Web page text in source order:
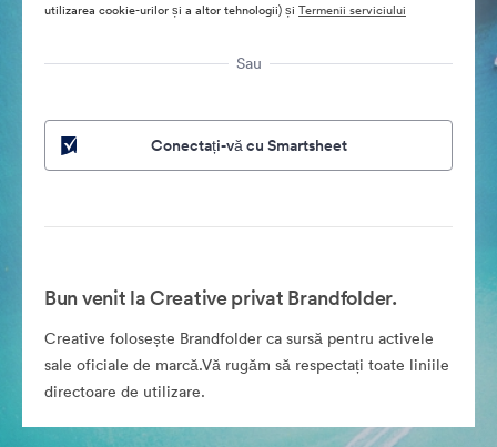
utilizarea cookie-urilor și a altor tehnologii) și Termenii serviciului
Sau
Conectați-vă cu Smartsheet
Bun venit la Creative privat Brandfolder.
Creative folosește Brandfolder ca sursă pentru activele
sale oficiale de marcă.Vă rugăm să respectați toate liniile
directoare de utilizare.